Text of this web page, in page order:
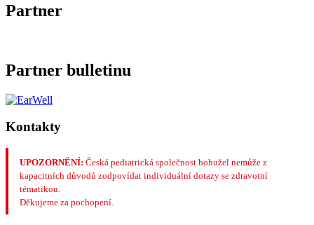
Partner
Partner bulletinu
Kontakty
UPOZORNĚNÍ: Česká pediatrická společnost bohužel nemůže z
kapacitních důvodů zodpovídat individuální dotazy se zdravotní
tématikou.
Děkujeme za pochopení.